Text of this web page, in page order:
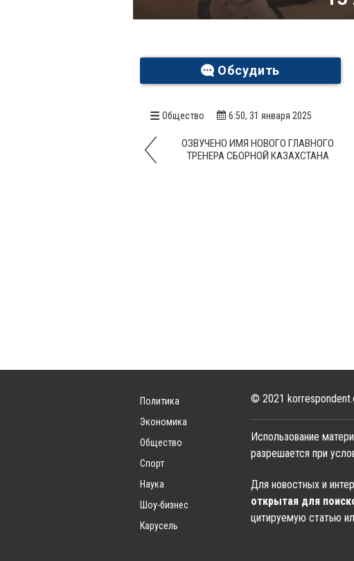
Обсудить
Общество 6:50, 31 января 2025
ОЗВУЧЕНО ИМЯ НОВОГО ГЛАВНОГО
ТРЕНЕРА СБОРНОЙ КАЗАХСТАНА
Политика
Экономика
Общество
Спорт
Наука
Шоу-бизнес
Карусель
© 2021
Использование
разрешается при
Для новостных и
открытая для
цитируемую статью